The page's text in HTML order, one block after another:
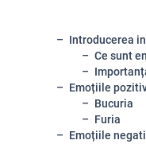
Introducerea
Ce sunt
Emoțiile
Bucuria
Furia
Emoțiile